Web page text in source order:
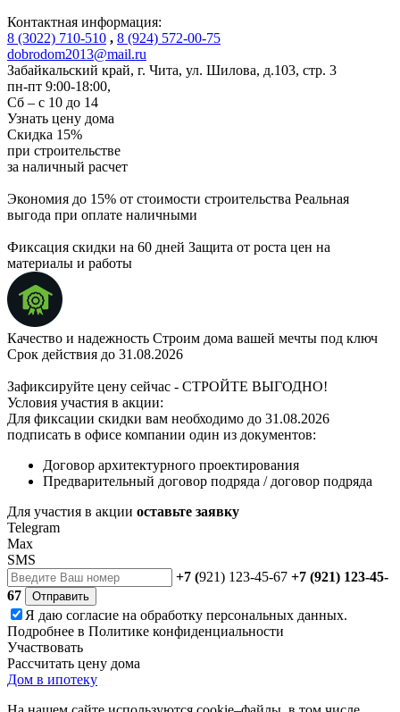
Контактная информация:
8 (3022) 710-510 , 8 (924) 572-00-75
dobrodom2013@mail.ru
Забайкальский край, г. Чита, ул. Шилова, д.103, стр. 3
пн-пт 9:00-18:00,
Сб – с 10 до 14
Узнать цену дома
Скидка 15%
при строительстве
за наличный расчет
Экономия до 15% от стоимости строительства Реальная
выгода при оплате наличными
Фиксация скидки на 60 дней Защита от роста цен на
материалы и работы
Качество и надежность Строим дома вашей мечты под ключ
Срок действия до 31.08.2026
Зафиксируйте цену сейчас - СТРОЙТЕ ВЫГОДНО!
Условия участия в акции:
Для фиксации скидки вам необходимо до 31.08.2026
подписать в офисе компании один из документов:
Договор архитектурного проектирования
Предварительный договор подряда / договор подряда
Для участия в акции оставьте заявку
Telegram
Max
SMS
+7 (921) 123-45-67 +7 (921) 123-45-
67
Отправить
Я даю согласие на обработку персональных данных.
Подробнее в Политике конфиденциальности
Участвовать
Рассчитать цену дома
Дом в ипотеку